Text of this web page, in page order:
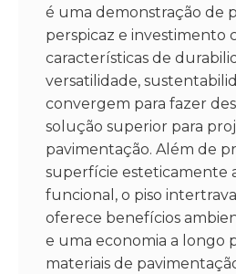
é uma demonstração de
perspicaz e investimento
características de
versatilidade,
convergem para fazer
solução superior para
pavimentação. Além de
superfície esteticamente
funcional, o piso
oferece benefícios
e uma economia a longo
materiais de